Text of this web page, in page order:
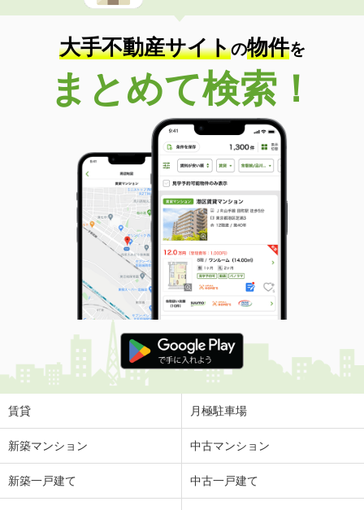
大手不動産サイトの物件を
まとめて検索！
賃貸 月極駐車場
新築マンション 中古マンション
新築一戸建て 中古一戸建て